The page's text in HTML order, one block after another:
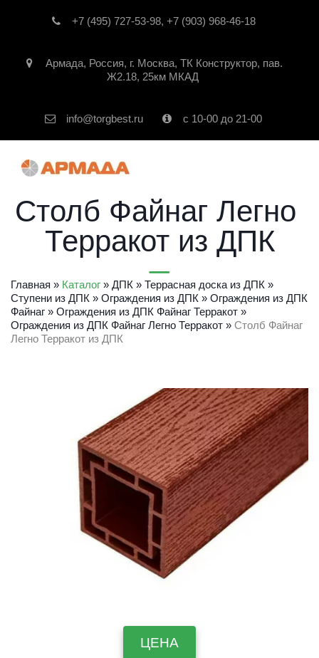
+7 (495) 727-53-98, +7 (903) 968-46-18
Армада, Россия, г. Москва, ТК Конструктор, пав.
Ж2.18, 25км МКАД
info@torgbest.ru с 10-00 до 21-00
Столб Файнаг Легно
Терракот из ДПК
Главная » Каталог » ДПК » Террасная доска из ДПК
Ступени из ДПК » Ограждения из ДПК » Ограждения из ДПК
Файнаг » Ограждения из ДПК Файнаг Терракот
Ограждения из ДПК Файнаг Легно Терракот » Столб Файнаг
Легно Терракот из ДПК
ЦЕНА